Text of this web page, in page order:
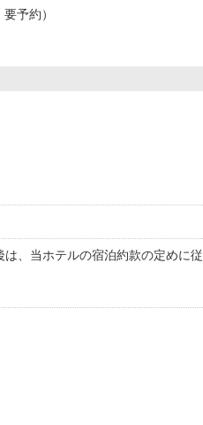
予約）
、当ホテルの宿泊約款の定めに